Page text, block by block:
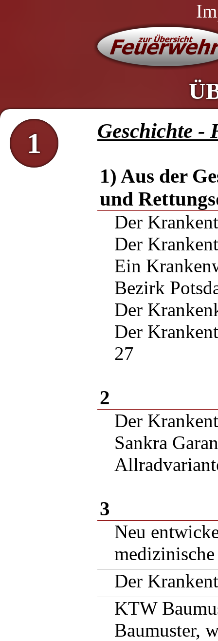
1 Geschichte -
1) Aus der
und
Der
Der
Ein
Bezirk
Der
Der
27
2
Der
Sankra
3
Neu
Der
KTW
Baumuster,